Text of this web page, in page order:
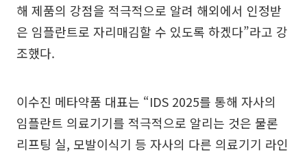
해 제품의 강점을 적극적으로 알려 해외에서 인정받
은 임플란트로 자리매김할 수 있도록 하겠다”라고 강
조했다.
이수진 메타약품 대표는 “IDS 2025를 통해 자사의
임플란트 의료기기를 적극적으로 알리는 것은 물론
리프팅 실, 모발이식기 등 자사의 다른 의료기기 라인